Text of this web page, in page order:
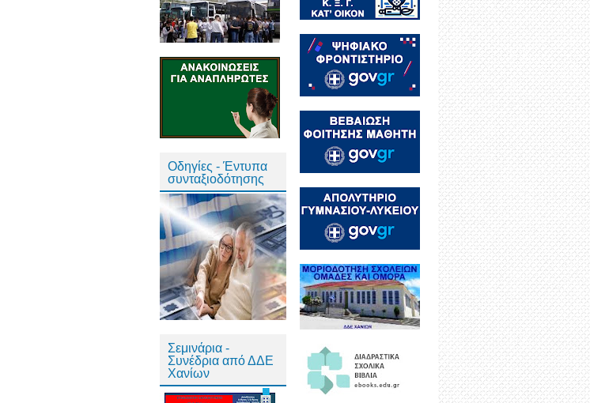
Οδηγίες - Έντυπα
συνταξιοδότησης
Σεμινάρια -
Συνέδρια από ΔΔΕ
Χανίων